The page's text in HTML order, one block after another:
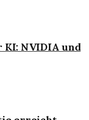
NVIDIA und